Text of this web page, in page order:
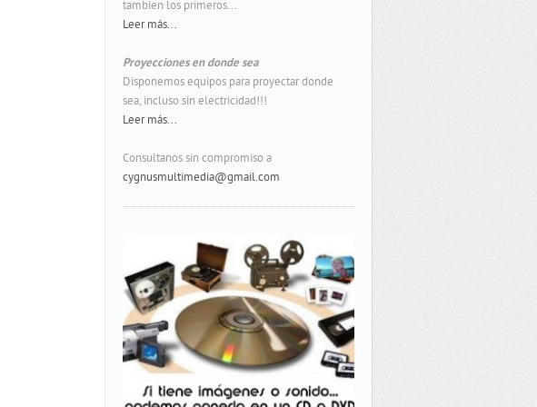
tambien los primeros...
Leer más...
Proyecciones en donde sea
Disponemos equipos para proyectar donde
sea, incluso sin electricidad!!!
Leer más...
Consultanos sin compromiso a
cygnusmultimedia@gmail.com